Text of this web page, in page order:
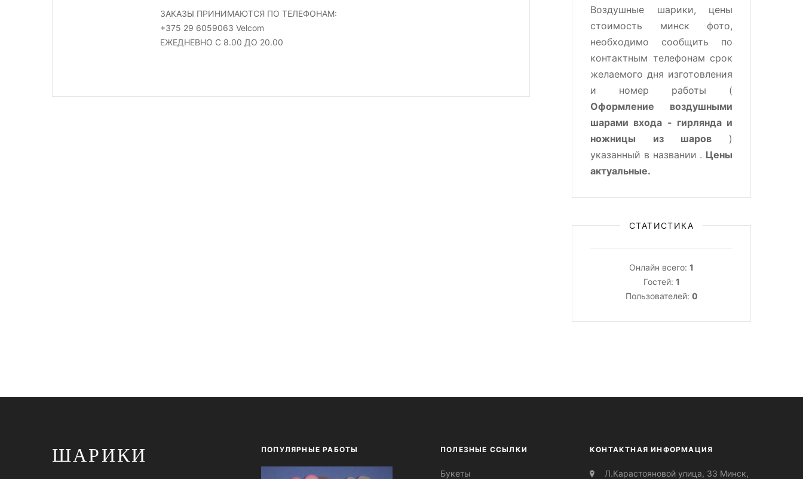
ЗАКАЗЫ ПРИНИМАЮТСЯ ПО ТЕЛЕФОНАМ:
+375 29 6059063 Velcom
ЕЖЕДНЕВНО С 8.00 ДО 20.00
Воздушные шарики, цены
стоимость минск фото,
необходимо сообщить по
контактным телефонам срок
желаемого дня изготовления
и номер работы (
Оформление воздушными
шарами входа - гирлянда и
ножницы из шаров )
указанный в названии . Цены
актуальные.
СТАТИСТИКА
Онлайн всего: 1
Гостей: 1
Пользователей: 0
ШАРИКИ ПОПУЛЯРНЫЕ РАБОТЫ ПОЛЕЗНЫЕ ССЫЛКИ
Букеты
КОНТАКТНАЯ ИНФОРМАЦИЯ
Л.Карастояновой улица, 33 Минск,